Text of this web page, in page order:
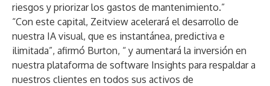
riesgos y priorizar los gastos de mantenimiento.”
“Con este capital, Zeitview acelerará el desarrollo de
nuestra IA visual, que es instantánea, predictiva e
ilimitada”, afirmó Burton, “ y aumentará la inversión en
nuestra plataforma de software Insights para respaldar a
nuestros clientes en todos sus activos de